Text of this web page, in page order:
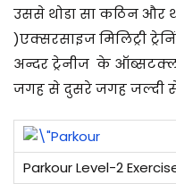
उससे थोडा सा कठिन और
)एक्सरसाइज मिलिट्री
अन्दर ट्रेनीज के
जगह से दुसरे जगह जल्दी
Parkour Level-2